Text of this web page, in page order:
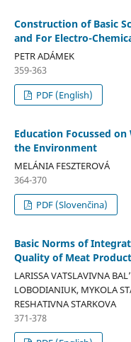
Construction of Basic
and For Electro-
PETR ADÁMEK
359-363
PDF (English)
Education Focussed
the Environment
MELÁNIA FESZTEROVÁ
364-370
PDF (Slovenčina)
Basic Norms of
Quality of Meat
LARISSA VATSLAVIVNA
LOBODIANIUK, MYKOLA
RESHATIVNA STARKOVA
371-378